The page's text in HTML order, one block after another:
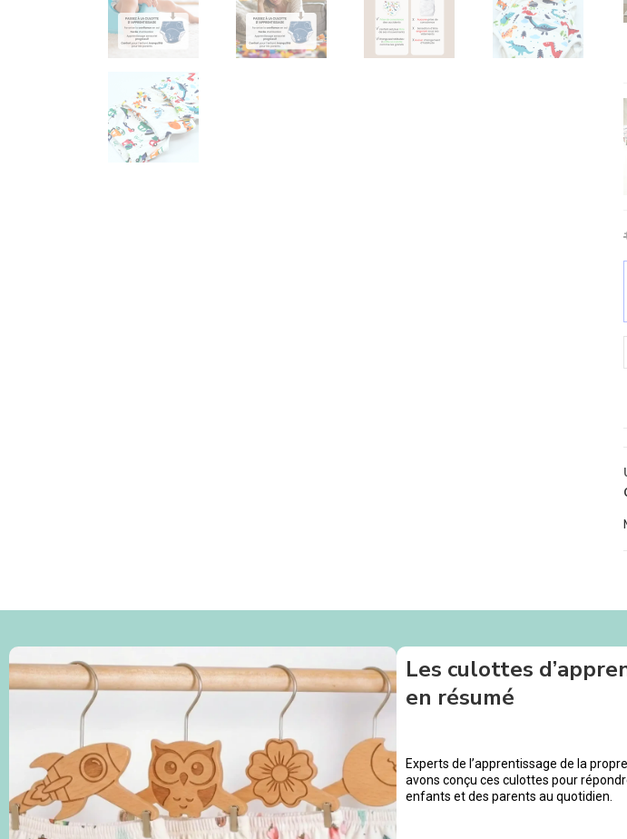
Les culottes
en résumé
Experts de l’apprentissage de la
avons conçu ces culottes pour
enfants et des parents au quotidien.